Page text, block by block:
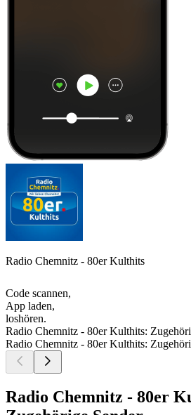
Radio Chemnitz - 80er Kulthits
Code scannen,
App laden,
loshören.
Radio Chemnitz - 80er Kulthits:
Radio Chemnitz - 80er Kulthits:
Radio Chemnitz - 80er